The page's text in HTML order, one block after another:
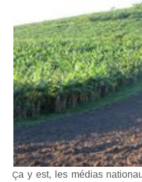
Ça y est, les médias